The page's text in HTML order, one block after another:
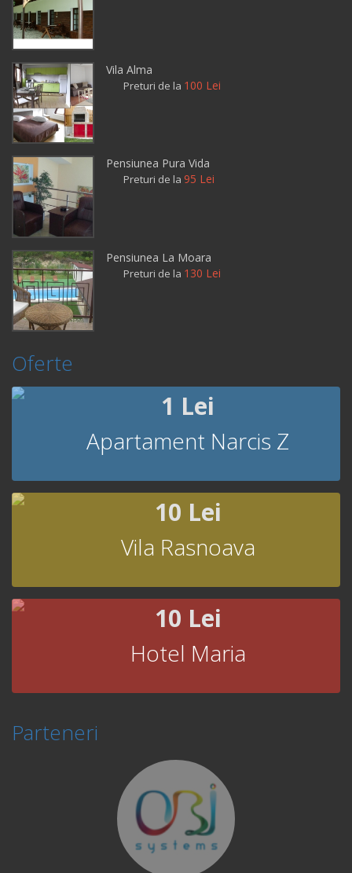
Vila Alma
Preturi de la 100 Lei
Pensiunea Pura Vida
Preturi de la 95 Lei
Pensiunea La Moara
Preturi de la 130 Lei
Oferte
1 Lei
Apartament Narcis Z
10 Lei
Vila Rasnoava
10 Lei
Hotel Maria
Parteneri